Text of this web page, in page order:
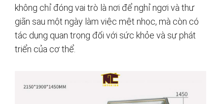
không chỉ đóng vai trò là nơi để nghỉ ngơi và thư
giãn sau một ngày làm việc mệt nhọc, mà còn có
tác dụng quan trọng đối với sức khỏe và sự phát
triển của cơ thể.